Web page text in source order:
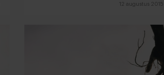
12 augustus 2015